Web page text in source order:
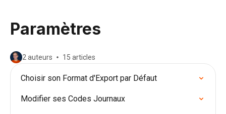
Paramètres
2 auteurs 15 articles
Choisir son Format d'Export par Défaut
Modifier ses Codes Journaux